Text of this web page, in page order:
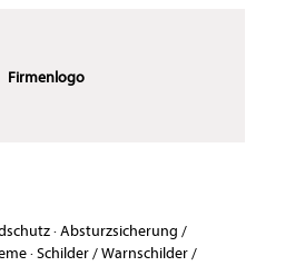
Firmenlogo
·Absturzsicherung /
·Schilder / Warnschilder /